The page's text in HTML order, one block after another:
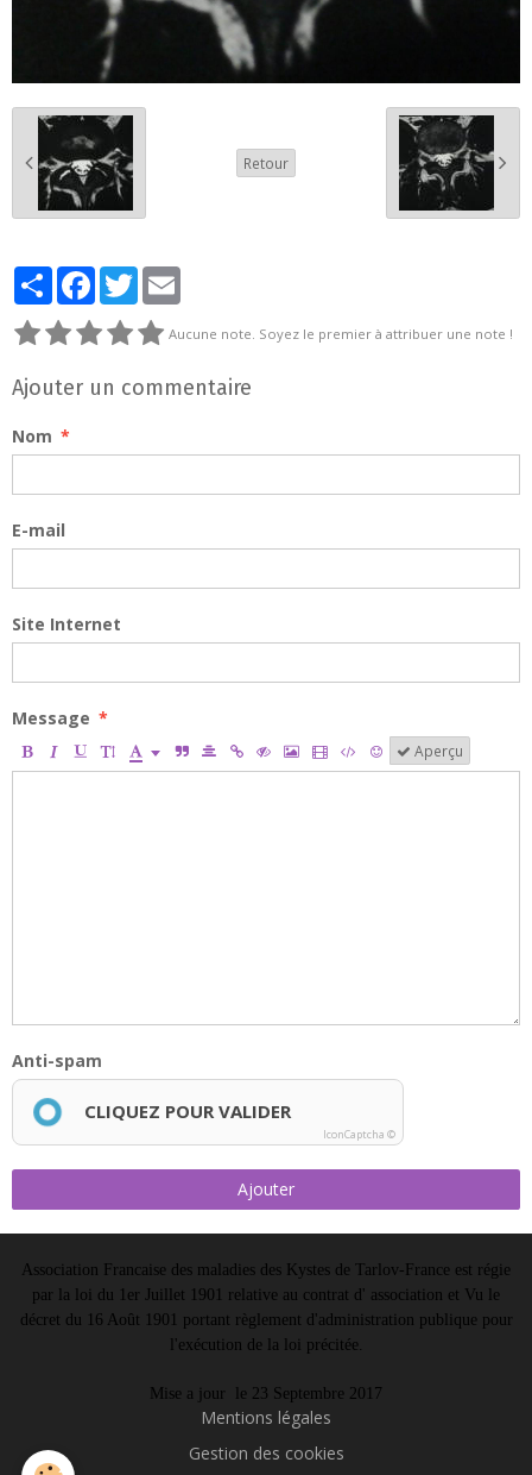
Retour
PartagerFacebook
Twitter
Aucune note. Soyez le premier à attribuer une note !
Ajouter un commentaire
Nom
E-mail
Site Internet
Message
Aperçu
Anti-spam
CLIQUEZ POUR VALIDER
IconCaptcha ©
Ajouter
Association Francaise des maladies des Kystes de Tarlov-France est régie
par la loi du 1er Juillet 1901 relative au contrat d' association et Vu le
décret du 16 Août 1901 portant règlement d'administration publique pour
l'exécution de la loi précitée.
Mise a jour le 23 Septembre 2017
Mentions légales
Gestion des cookies